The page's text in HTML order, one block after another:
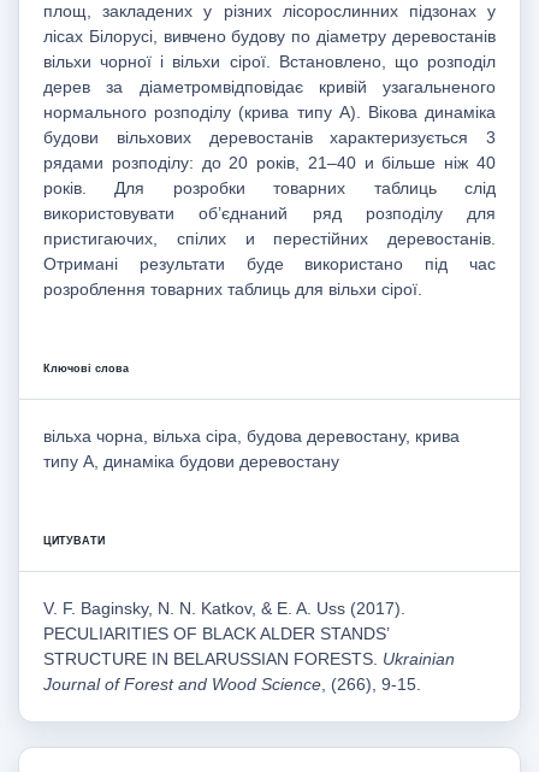
площ, закладених у різних лісорослинних підзонах у
лісах Білорусі, вивчено будову по діаметру деревостанів
вільхи чорної і вільхи сірої. Встановлено, що розподіл
дерев за діаметромвідповідає кривій узагальненого
нормального розподілу (крива типу А). Вікова динаміка
будови вільхових деревостанів характеризується 3
рядами розподілу: до 20 років, 21–40 и більше ніж 40
років. Для розробки товарних таблиць слід
використовувати об’єднаний ряд розподілу для
пристигаючих, спілих и перестійних деревостанів.
Отримані результати буде використано під час
розроблення товарних таблиць для вільхи сірої.
Ключові слова
вільха чорна, вільха сіра, будова деревостану, крива
типу А, динаміка будови деревостану
ЦИТУВАТИ
V. F. Baginsky, N. N. Katkov, & E. A. Uss (2017).
PECULIARITIES OF BLACK ALDER STANDS’
STRUCTURE IN BELARUSSIAN FORESTS. Ukrainian
Journal of Forest and Wood Science , (266), 9-15.